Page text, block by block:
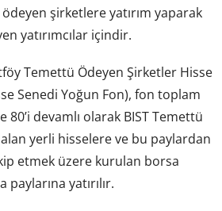
şirketlere yatırım yaparak
yatırımcılar içindir.
Temettü Ödeyen Şirketler Hisse
Senedi Yoğun Fon), fon toplam
devamlı olarak BIST Temettü
alan yerli hisselere ve bu paylardan
etmek üzere kurulan borsa
paylarına yatırılır.